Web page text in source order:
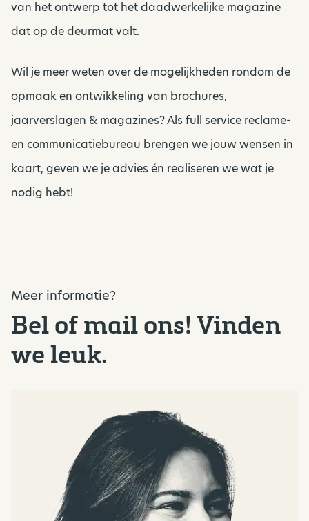
van het ontwerp tot het daadwerkelijke magazine
dat op de deurmat valt.
Wil je meer weten over de mogelijkheden rondom de
opmaak en ontwikkeling van brochures,
jaarverslagen & magazines? Als full service reclame-
en communicatiebureau brengen we jouw wensen in
kaart, geven we je advies én realiseren we wat je
nodig hebt!
Meer informatie?
Bel of mail ons! Vinden
we leuk.